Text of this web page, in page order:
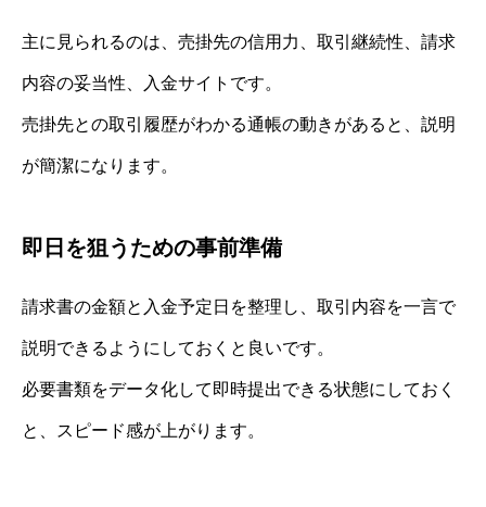
主に見られるのは、売掛先の信用力、取引継続性、請求
内容の妥当性、入金サイトです。
売掛先との取引履歴がわかる通帳の動きがあると、説明
が簡潔になります。
即日を狙うための事前準備
請求書の金額と入金予定日を整理し、取引内容を一言で
説明できるようにしておくと良いです。
必要書類をデータ化して即時提出できる状態にしておく
と、スピード感が上がります。